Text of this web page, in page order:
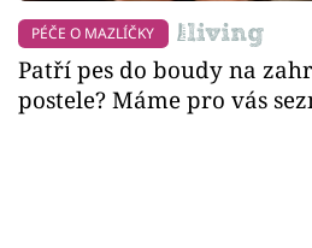
PÉČE O MAZLÍČKY
Patří pes do boudy na
postele? Máme pro vás